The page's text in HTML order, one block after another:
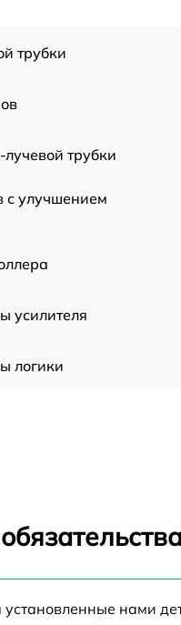
трубки
трубки
с улучшением
усилителя
логики
тепловизора
установленные нами